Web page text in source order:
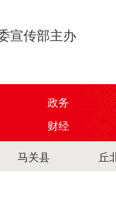
宣传部主办
政务
财经
马关县 丘